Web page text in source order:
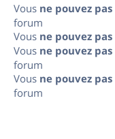
Vous ne pouvez pas
forum
Vous ne pouvez pas
Vous ne pouvez pas
forum
Vous ne pouvez pas
forum